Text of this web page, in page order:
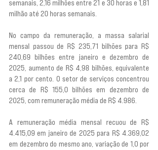
semanais, 2,16 milhões entre 21 e 30 horas e 1,81
milhão até 20 horas semanais.
No campo da remuneração, a massa salarial
mensal passou de R$ 235,71 bilhões para R$
240,69 bilhões entre janeiro e dezembro de
2025, aumento de R$ 4,98 bilhões, equivalente
a 2,1 por cento. O setor de serviços concentrou
cerca de R$ 155,0 bilhões em dezembro de
2025, com remuneração média de R$ 4.986.
A remuneração média mensal recuou de R$
4.415,09 em janeiro de 2025 para R$ 4.369,02
em dezembro do mesmo ano, variação de 1,0 por